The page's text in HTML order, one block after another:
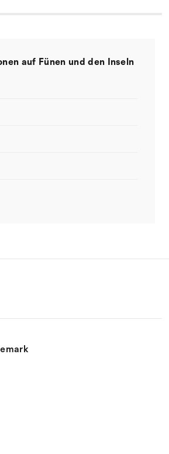
auf Fünen und den Inseln